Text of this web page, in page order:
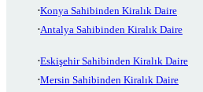
Konya Sahibinden Kiralık Daire
Antalya Sahibinden Kiralık Daire
Eskişehir Sahibinden Kiralık Daire
Mersin Sahibinden Kiralık Daire